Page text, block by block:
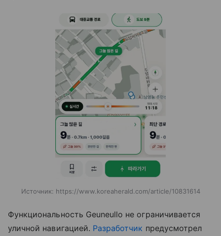
Источник: https://www.koreaherald.com/article/10831614
Функциональность Geuneullo не ограничивается
уличной навигацией. Разработчик предусмотрел